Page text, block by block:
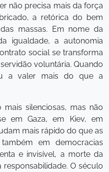
não precisa mais da força
a retórica do bem
massas. Em nome da
igualdade, a autonomia
social se transforma
voluntária. Quando
a valer mais do que a
silenciosas, mas não
em Gaza, em Kiev, em
mais rápido do que as
em democracias
e invisível, a morte da
O século